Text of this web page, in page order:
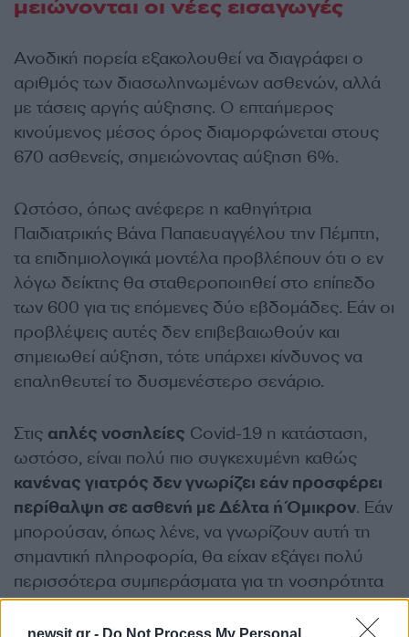
newsit.gr - Do Not Process My Personal
μειώνονται οι νέες εισαγωγές
Ανοδική πορεία εξακολουθεί να διαγράφει ο
αριθμός των διασωληνωμένων ασθενών, αλλά
με τάσεις αργής αύξησης. Ο επταήμερος
κινούμενος μέσος όρος διαμορφώνεται στους
670 ασθενείς, σημειώνοντας αύξηση 6%.
Ωστόσο, όπως ανέφερε η καθηγήτρια
Παιδιατρικής Βάνα Παπαευαγγέλου την Πέμπτη,
τα επιδημιολογικά μοντέλα προβλέπουν ότι ο εν
λόγω δείκτης θα σταθεροποιηθεί στο επίπεδο
των 600 για τις επόμενες δύο εβδομάδες. Εάν οι
προβλέψεις αυτές δεν επιβεβαιωθούν και
σημειωθεί αύξηση, τότε υπάρχει κίνδυνος να
επαληθευτεί το δυσμενέστερο σενάριο.
Στις απλές νοσηλείες Covid-19 η κατάσταση,
ωστόσο, είναι πολύ πιο συγκεχυμένη καθώς
κανένας γιατρός δεν γνωρίζει εάν προσφέρει
περίθαλψη σε ασθενή με Δέλτα ή Όμικρον. Εάν
μπορούσαν, όπως λένε, να γνωρίζουν αυτή τη
σημαντική πληροφορία, θα είχαν εξάγει πολύ
περισσότερα συμπεράσματα για τη νοσηρότητα
της μετάλλαξης Όμικρον, αλλά και για την εξέλιξη
των νοσηλειών.